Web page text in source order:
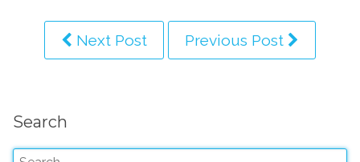
Next Post Previous Post
Search